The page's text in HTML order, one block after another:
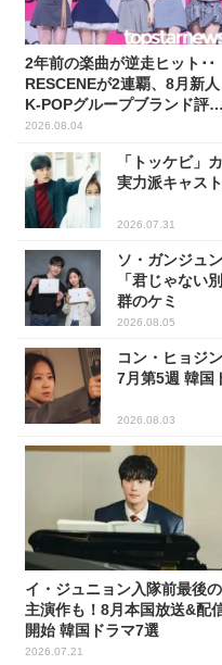
2年前の楽曲が逆走ヒット･･
RESCENEが2連覇、8月新人
K-POPグループブランド評判
トップ5
2026.08.04
「トッケビ」
実力派キャス
2026.07.31
ソ・ガンジュ
「君じゃない
群のケミ
2026.08.05
コン・ヒョジ
7月第5週 韓国
2026.08.03
イ・ジュニョン入隊前最後の
主演作も！8月本国放送&配
開始 韓国ドラマ7選
2026.07.21